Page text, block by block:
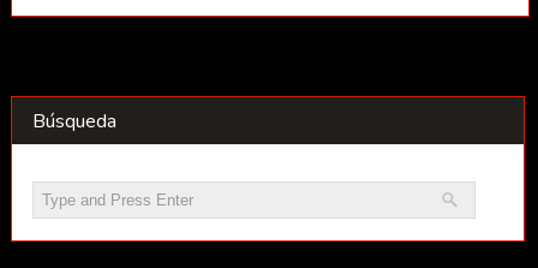
Búsqueda